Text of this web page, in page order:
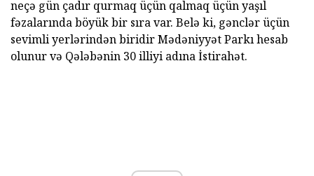
neçə gün çadır qurmaq üçün qalmaq üçün yaşıl
fəzalarında böyük bir sıra var. Belə ki, gənclər üçün
sevimli yerlərindən biridir Mədəniyyət Parkı hesab
olunur və Qələbənin 30 illiyi adına İstirahət.